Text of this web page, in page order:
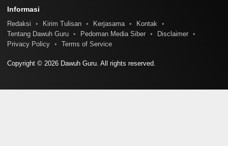
Informasi
Redaksi Kirim Tulisan Kerjasama
Kontak
Tentang Dawuh Guru
Pedoman Media Siber
Disclaimer
Privacy Policy
Terms of Service
Copyright © 2026 Dawuh Guru. All rights reserved.